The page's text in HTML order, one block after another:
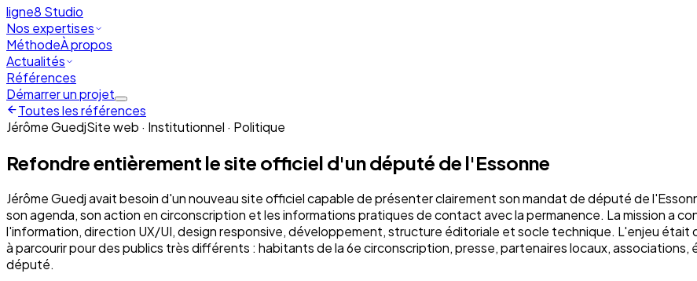
ligne8 Studio
Nos expertises
MéthodeÀ propos
Actualités
Références
Démarrer un projet
Toutes les références
Jérôme GuedjSite web · Institutionnel · Politique
Refondre entièrement le site officiel d'un député de l'Essonne
Jérôme Guedj avait besoin d'un nouveau site officiel capable de présenter clairement son mandat de député de
son agenda, son action en circonscription et les informations pratiques de contact avec la permanence. La mission a
l'information, direction UX/UI, design responsive, développement, structure éditoriale et socle technique. L'enjeu
à parcourir pour des publics très différents : habitants de la 6e circonscription, presse, partenaires locaux,
député.